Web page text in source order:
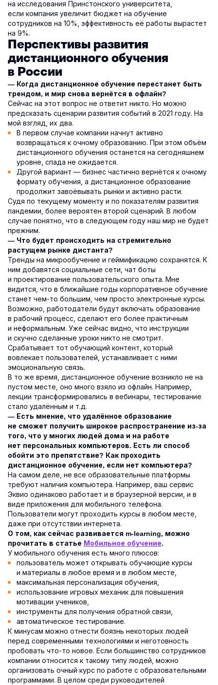
на исследования Принстонского университета,
если компания увеличит бюджет на обучение
сотрудников на 10%, эффективность её работы вырастет
на 9%.
Перспективы развития
дистанционного обучения
в России
— Когда дистанционное обучение перестанет быть
трендом, и мир снова вернётся в офлайн?
Сейчас на этот вопрос не ответит никто. Но можно
предсказать сценарии развития событий в 2021 году. На
мой взгляд, их два.
В первом случае компании начнут активно
возвращаться к очному образованию. При этом объём
дистанционного обучения останется на сегодняшнем
уровне, спада не ожидается.
Другой вариант — бизнес частично вернётся к очному
формату обучения, а дистанционное образование
продолжит завоёвывать рынки и активно расти.
Судя по текущему моменту и по показателям развития
пандемии, более вероятен второй сценарий. В любом
случае понятно, что в следующем году наш мир не будет
прежним.
— Что будет происходить на стремительно
растущем рынке дистанта?
Тренды на микрообучение и геймификацию сохранятся. К
ним добавятся социальные сети, чат боты
и проектирование пользовательского опыта. Мне
видится, что в ближайшие годы корпоративное обучение
станет чем-то большим, чем просто электронные курсы.
Возможно, работодатели будут включать образование
в рабочий процесс, сделают его более практичным
и неформальным. Уже сейчас видно, что инструкции
и скучно сделанные уроки никто не смотрит.
Срабатывает тот обучающий контент, который
вовлекает пользователей, устанавливает с ними
эмоциональную связь.
В то же время, дистанционное обучение возникло не на
пустом месте, оно много взяло из офлайн. Например,
лекции трансформировались в вебинары, тестирование
стало удалённым и т.д.
— Есть мнение, что удалённое образование
не сможет получить широкое распространение из-за
того, что у многих людей дома и на работе
нет персональных компьютеров. Есть ли способ
обойти это препятствие? Как проходить
дистанционное обучение, если нет компьютера?
На самом деле, не все образовательные платформы
требуют наличия компьютера. Например, ваш сервис
Эквио одинаково работает и в браузерной версии, и в
виде приложения для мобильного телефона.
Пользователи могут проходить курсы в любом месте,
даже при отсутствии интернета.
О том, как сейчас развивается m-learning, можно
прочитать в статье Мобильное обучение.
У мобильного обучения есть много плюсов:
пользователь может открывать обучающие курсы
и материалы в любое время и в любом месте,
максимальная персонализация обучения,
использование игровых механик для повышения
мотивации учеников,
инструменты для получения обратной связи,
автоматическое тестирование.
К минусам можно отнести боязнь некоторых людей
перед современными технологиями и неготовность
пробовать что-то новое. Если большинство сотрудников
компании относится к такому типу людей, можно
организовать очный курс по работе с образовательными
программами. В целом среди руководителей